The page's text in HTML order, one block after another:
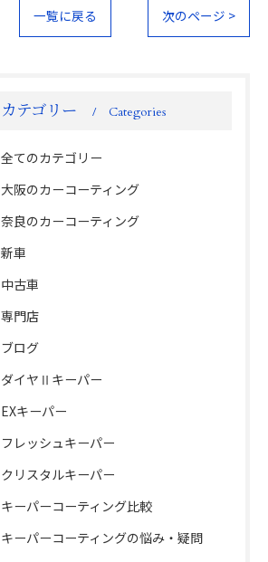
一覧に戻る 次のページ >
カテゴリー Categories
全てのカテゴリー
大阪のカーコーティング
奈良のカーコーティング
新車
中古車
専門店
ブログ
ダイヤⅡキーパー
EXキーパー
フレッシュキーパー
クリスタルキーパー
キーパーコーティング比較
キーパーコーティングの悩み・疑問